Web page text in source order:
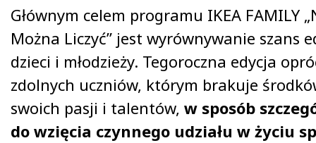
Głównym celem programu IKEA FAMILY
Można Liczyć” jest wyrównywanie szans
dzieci i młodzieży. Tegoroczna edycja
zdolnych uczniów, którym brakuje
swoich pasji i talentów, w sposób
do wzięcia czynnego udziału w życiu